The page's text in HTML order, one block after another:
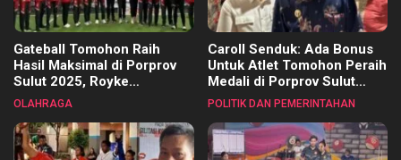
Gateball Tomohon Raih
Hasil Maksimal di Porprov
Sulut 2025, Royke
Tangkawarouw Ucapkan
OLAHRAGA
Caroll Senduk: Ada Bonus
Untuk Atlet Tomohon Peraih
Medali di Porprov Sulut
2025
POLITIK DAN PEMERINTAHAN